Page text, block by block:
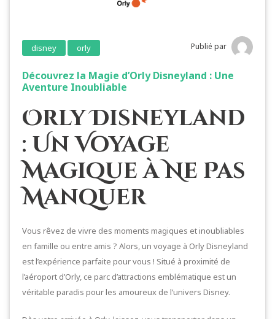
disney orly Publié par
Découvrez la Magie d’Orly Disneyland : Une
Aventure Inoubliable
Orly Disneyland
: Un Voyage
Magique à Ne Pas
Manquer
Vous rêvez de vivre des moments magiques et inoubliables
en famille ou entre amis ? Alors, un voyage à Orly Disneyland
est l’expérience parfaite pour vous ! Situé à proximité de
l’aéroport d’Orly, ce parc d’attractions emblématique est un
véritable paradis pour les amoureux de l’univers Disney.